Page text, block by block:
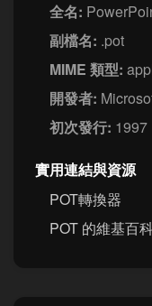
全名:
副檔名: .pot
MIME 類型:
開發者:
初次發行: 1997
實用連結與資源
POT轉換器
POT 的維基百